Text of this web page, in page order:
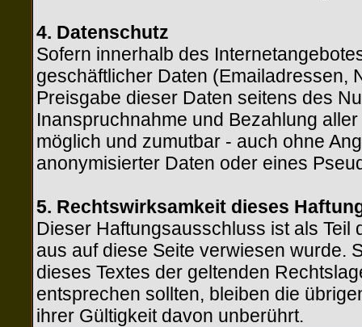
4. Datenschutz
Sofern innerhalb des
geschäftlicher Daten (Emailadressen,
Preisgabe dieser Daten seitens des
Inanspruchnahme und Bezahlung
möglich und zumutbar - auch ohne
anonymisierter Daten oder eines
5. Rechtswirksamkeit dieses
Dieser Haftungsausschluss ist als
aus auf diese Seite verwiesen wurde.
dieses Textes der geltenden
entsprechen sollten, bleiben die
ihrer Gültigkeit davon unberührt.